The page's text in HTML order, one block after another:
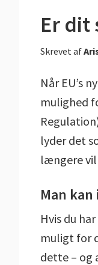
Er dit
Skrevet af
Når EU’s
mulighed
lyder det
længere vil
Man
Hvis du
muligt for
dette – og